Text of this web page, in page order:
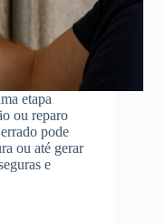
etapa
ou reparo
pode
ou até gerar
e